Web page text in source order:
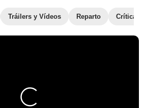
Tráilers y Vídeos Reparto Críticas